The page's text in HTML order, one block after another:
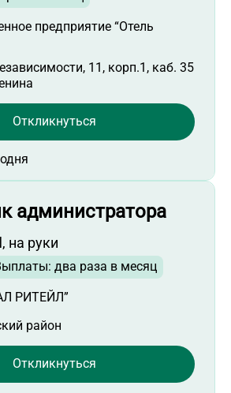
представителем
энергетиком
консультантом
листовок
торгового зала
СМР
электриком
ОТК
предприятие “Отель
11, корп.1, каб. 35
Откликнуться
администратора
, на руки
два раза в месяц
РИТЕЙЛ”
район
Откликнуться